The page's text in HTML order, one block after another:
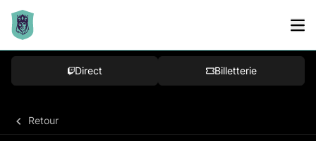
Direct Billetterie
Retour